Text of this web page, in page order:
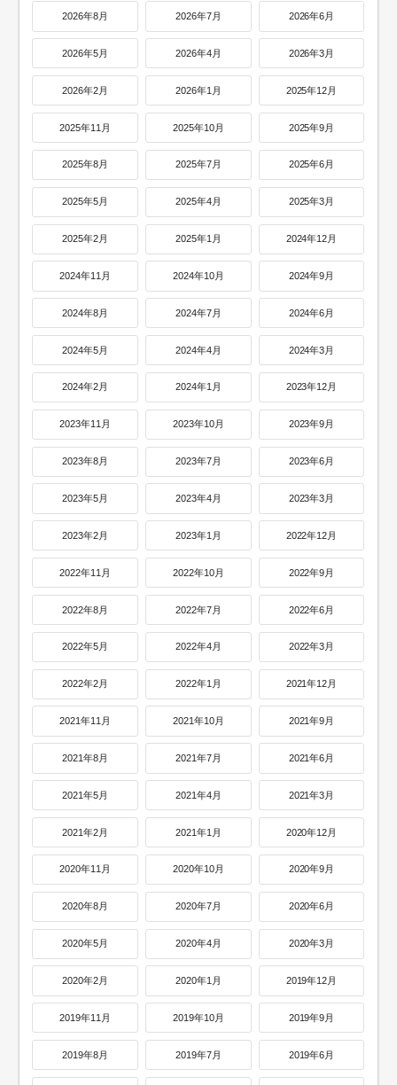
2026年8月 2026年7月 2026年6月
2026年5月 2026年4月 2026年3月
2026年2月 2026年1月 2025年12月
2025年11月 2025年10月 2025年9月
2025年8月 2025年7月 2025年6月
2025年5月 2025年4月 2025年3月
2025年2月 2025年1月 2024年12月
2024年11月 2024年10月 2024年9月
2024年8月 2024年7月 2024年6月
2024年5月 2024年4月 2024年3月
2024年2月 2024年1月 2023年12月
2023年11月 2023年10月 2023年9月
2023年8月 2023年7月 2023年6月
2023年5月 2023年4月 2023年3月
2023年2月 2023年1月 2022年12月
2022年11月 2022年10月 2022年9月
2022年8月 2022年7月 2022年6月
2022年5月 2022年4月 2022年3月
2022年2月 2022年1月 2021年12月
2021年11月 2021年10月 2021年9月
2021年8月 2021年7月 2021年6月
2021年5月 2021年4月 2021年3月
2021年2月 2021年1月 2020年12月
2020年11月 2020年10月 2020年9月
2020年8月 2020年7月 2020年6月
2020年5月 2020年4月 2020年3月
2020年2月 2020年1月 2019年12月
2019年11月 2019年10月 2019年9月
2019年8月 2019年7月 2019年6月